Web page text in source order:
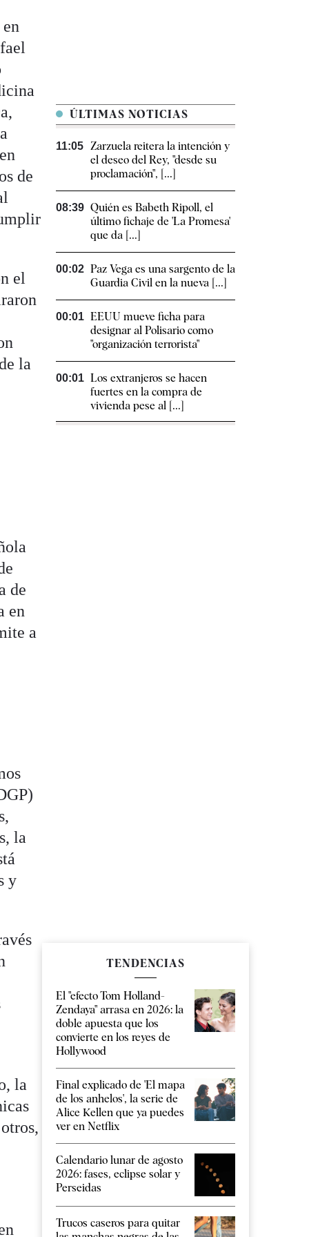
de
el
la
de
en
a
la
y
la
ÚLTIMAS NOTICIAS
11:05 Zarzuela reitera la intención y
el deseo del Rey, "desde su
proclamación", [...]
08:39 Quién es Babeth Ripoll, el
último fichaje de 'La Promesa'
que da [...]
00:02 Paz Vega es una sargento de la
Guardia Civil en la nueva [...]
00:01 EEUU mueve ficha para
designar al Polisario como
"organización terrorista"
00:01 Los extranjeros se hacen
fuertes en la compra de
vivienda pese al [...]
TENDENCIAS
El "efecto Tom Holland-
Zendaya" arrasa en 2026: la
doble apuesta que los
convierte en los reyes de
Hollywood
Final explicado de 'El mapa
de los anhelos', la serie de
Alice Kellen que ya puedes
ver en Netflix
Calendario lunar de agosto
2026: fases, eclipse solar y
Perseidas
Trucos caseros para quitar